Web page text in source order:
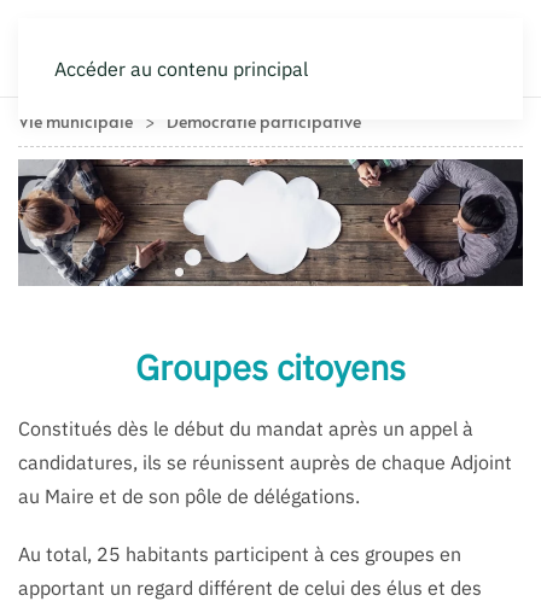
Accéder au contenu principal
Vie municipale Démocratie participative
Groupes citoyens
Constitués dès le début du mandat après un appel à
candidatures, ils se réunissent auprès de chaque Adjoint
au Maire et de son pôle de délégations.
Au total, 25 habitants participent à ces groupes en
apportant un regard différent de celui des élus et des